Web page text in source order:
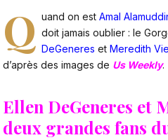
Q uand on est Amal
doit jamais oublier : le
DeGeneres et Meredith
d’après des images de Us Weekly.
Ellen DeGeneres et
deux grandes fans